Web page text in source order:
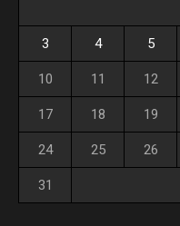
3 4 5
10 11 12
17 18 19
24 25 26
31